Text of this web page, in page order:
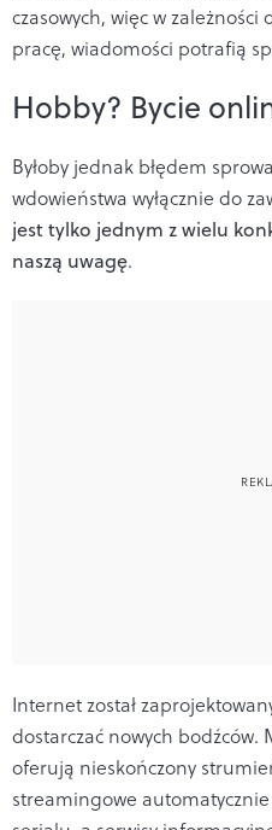
czasowych, więc w
pracę, wiadomości potrafią
Hobby? Bycie
Byłoby jednak błędem
wdowieństwa wyłącznie do
jest tylko jednym z wielu
naszą uwagę.
Internet został
dostarczać nowych bodźców.
oferują nieskończony
streamingowe